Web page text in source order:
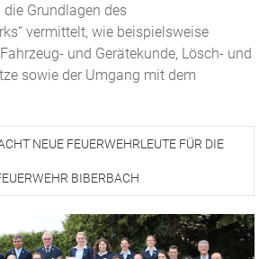
Grundlagen des
vermittelt, wie beispielsweise
und Gerätekunde, Lösch- und
sowie der Umgang mit dem
NEUE FEUERWEHRLEUTE FÜR DIE
BIBERBACH